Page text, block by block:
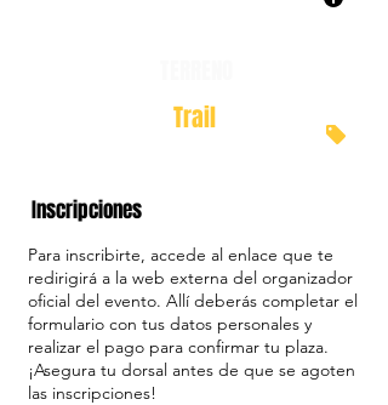
Trail
Inscripciones
Para inscribirte, accede al enlace que te
redirigirá a la web externa del organizador
oficial del evento. Allí deberás completar el
formulario con tus datos personales y
realizar el pago para confirmar tu plaza.
¡Asegura tu dorsal antes de que se agoten
las inscripciones!